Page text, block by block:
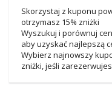
Skorzystaj z kuponu
otrzymasz 15% zniżki
Wyszukuj i porównuj
aby uzyskać najlepszą
Wybierz najnowszy
zniżki, jeśli